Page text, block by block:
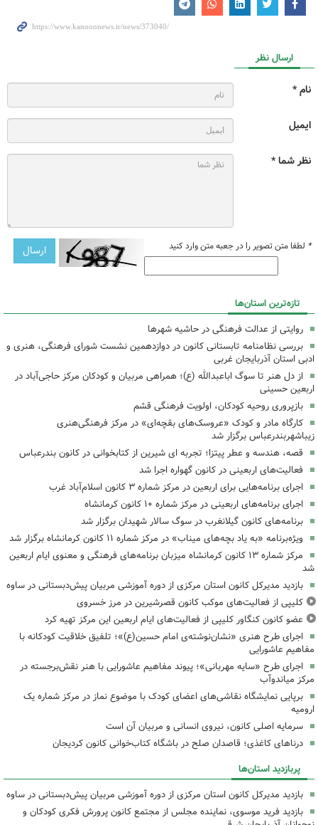
ارسال نظر
نام *
ایمیل
نظر شما *
* لطفا متن تصویر را در جعبه متن وارد کنید
تازه‌ترین استان‌ها
روایتی از عدالت فرهنگی در حاشیه شهرها
بررسی نظامنامه تابستانی کانون در دوازدهمین نشست شورای فرهنگی، هنری و
ادبی استان آذربایجان غربی
از دل هنر تا سوگ اباعبدالله (ع)؛ همراهی مربیان و کودکان مرکز حاجی‌آباد در
اربعین حسینی
بازپروری روحیه کودکان، اولویت فرهنگی قشم
کارگاه مادر و کودک «عروسک‌های بقچه‌ای» در مرکز فرهنگی‌هنری
زیباشهربندرعباس برگزار شد
قصه، هندسه و عطر پیتزا؛ تجربه ای شیرین از کتابخوانی در کانون بندرعباس
فعالیت‌های اربعینی در کانون گهواره اجرا شد
اجرای برنامه‌هایی برای اربعین در مرکز شماره ۳ کانون اسلام‌آباد غرب
اجرای برنامه‌های اربعینی در مرکز شماره ۱۰ کانون کرمانشاه
برنامه‌های کانون گیلانغرب در سوگ سالار شهیدان برگزار شد
ویژه‌برنامه «به یاد بچه‌های میناب» در مرکز شماره ۱۱ کانون کرمانشاه برگزار شد
مرکز شماره ۱۳ کانون کرمانشاه میزبان برنامه‌های فرهنگی و معنوی ایام اربعین
شد
بازدید مدیرکل کانون استان مرکزی از دوره آموزشی مربیان پیش‌دبستانی در ساوه
کلیپی از فعالیت‌های موکب کانون قصرشیرین در مرز خسروی
عضو کانون کنگاور کلیپی از فعالیت‌های ایام اربعین این مرکز تهیه کرد
اجرای طرح هنری «نشان‌نوشته‌ی امام حسین(ع)»؛ تلفیق خلاقیت کودکانه با
مفاهیم عاشورایی
اجرای طرح «سایه مهربانی»؛ پیوند مفاهیم عاشورایی با هنر نقش‌برجسته در
مرکز میاندوآب
برپایی نمایشگاه نقاشی‌های اعضای کودک با موضوع نماز در مرکز شماره یک
ارومیه
سرمایه اصلی کانون، نیروی انسانی و مربیان آن است
درناهای کاغذی؛ قاصدان صلح در باشگاه کتاب‌خوانی کانون کردیجان
پربازدید استان‌ها
بازدید مدیرکل کانون استان مرکزی از دوره آموزشی مربیان پیش‌دبستانی در ساوه
بازدید فرید موسوی، نماینده مجلس از مجتمع کانون پرورش فکری کودکان و